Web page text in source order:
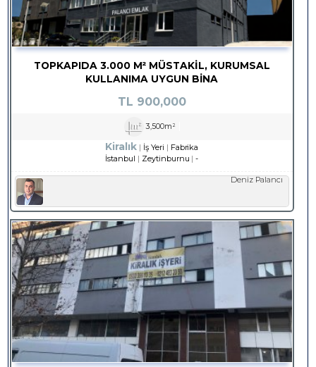
TOPKAPIDA 3.000 M² MÜSTAKİL, KURUMSAL
KULLANIMA UYGUN BİNA
TL 900,000
3,500m²
Kiralık İş Yeri
Fabrika
İstanbul
Zeytinburnu -
Deniz Palancı